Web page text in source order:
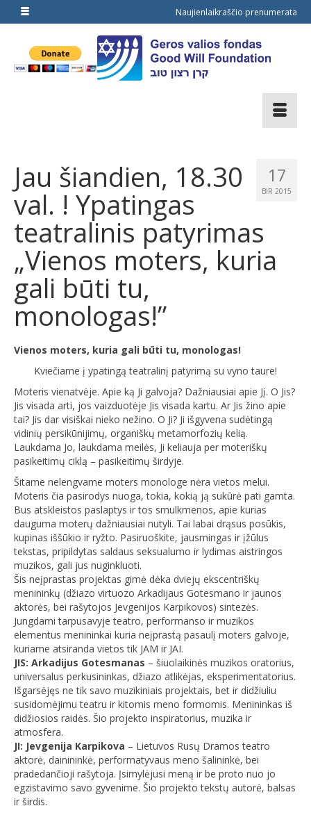
Naujienlaikraščio prenumerata
17
BIR 2015
Jau šiandien, 18.30
val. ! Ypatingas
teatralinis patyrimas
„Vienos moters, kuria
gali būti tu,
monologas!”
Vienos moters, kuria gali būti tu, monologas!
Kviečiame į ypatingą teatralinį patyrimą su vyno taure!
Moteris vienatvėje. Apie ką Ji galvoja? Dažniausiai apie Jį. O Jis?
Jis visada arti, jos vaizduotėje Jis visada kartu. Ar Jis žino apie
tai? Jis dar visiškai nieko nežino. O Ji? Ji išgyvena sudėtingą
vidinių persikūnijimų, organiškų metamorfozių kelią.
Laukdama Jo, laukdama meilės, Ji keliauja per moteriškų
pasikeitimų ciklą – pasikeitimų širdyje.
Šitame nelengvame moters monologe nėra vietos melui.
Moteris čia pasirodys nuoga, tokia, kokią ją sukūrė pati gamta.
Bus atskleistos paslaptys ir tos smulkmenos, apie kurias
dauguma moterų dažniausiai nutyli. Tai labai drąsus posūkis,
kupinas iššūkio ir ryžto. Pasiruoškite, jausmingas ir įžūlus
tekstas, pripildytas saldaus seksualumo ir lydimas aistringos
muzikos, gali jus nuginkluoti.
Šis neįprastas projektas gimė dėka dviejų ekscentriškų
menininkų (džiazo virtuozo Arkadijaus Gotesmano ir jaunos
aktorės, bei rašytojos Jevgenijos Karpikovos) sintezės.
Jungdami tarpusavyje teatro, performanso ir muzikos
elementus menininkai kuria neįprastą pasaulį moters galvoje,
kuriame atsiranda vietos tik JAM ir JAI.
JIS: Arkadijus Gotesmanas – šiuolaikinės muzikos oratorius,
universalus perkusininkas, džiazo atlikėjas, eksperimentatorius.
Išgarsėjęs ne tik savo muzikiniais projektais, bet ir didžiuliu
susidomėjimu teatru ir kitomis meno formomis. Menininkas iš
didžiosios raidės. Šio projekto inspiratorius, muzika ir
atmosfera.
JI: Jevgenija Karpikova – Lietuvos Rusų Dramos teatro
aktorė, dainininkė, performatyvaus meno šalininkė, bei
pradedančioji rašytoja. Įsimylėjusi meną ir be proto nuo jo
egzistavimo savo gyvenime. Šio projekto tekstų autorė, balsas
ir širdis.